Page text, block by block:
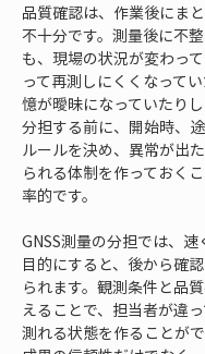
品質確認は、作業後にま
不十分です。測量後に不
も、現場の状況が変わっ
って再測しにくくなって
憶が曖昧になっていたり
分担する前に、開始時、
ルールを決め、異常が出
られる体制を作っておく
率的です。
GNSS測量の分担では、
目的にすると、後から確
られます。観測条件と品
えることで、担当者が違
測れる状態を作ることがで